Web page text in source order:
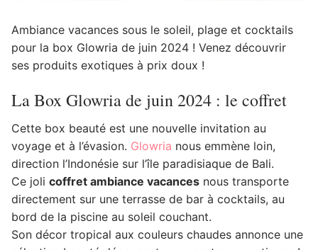
Ambiance vacances sous le soleil, plage et cocktails
pour la box Glowria de juin 2024 ! Venez découvrir
ses produits exotiques à prix doux !
La Box Glowria de juin 2024 : le coffret
Cette box beauté est une nouvelle invitation au
voyage et à l’évasion. Glowria nous emmène loin,
direction l’Indonésie sur l’île paradisiaque de Bali.
Ce joli coffret ambiance vacances nous transporte
directement sur une terrasse de bar à cocktails, au
bord de la piscine au soleil couchant.
Son décor tropical aux couleurs chaudes annonce une